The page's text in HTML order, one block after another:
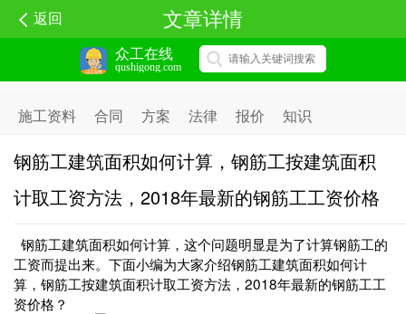
众工在线
qushigong.com
返回 文章详情
施工资料 合同 方案 法律 报价 知识
钢筋工建筑面积如何计算，钢筋工按建筑面积
计取工资方法，2018年最新的钢筋工工资价格
钢筋工建筑面积如何计算，这个问题明显是为了计算钢筋工的
工资而提出来。下面小编为大家介绍钢筋工建筑面积如何计
算，钢筋工按建筑面积计取工资方法，2018年最新的钢筋工工
资价格？